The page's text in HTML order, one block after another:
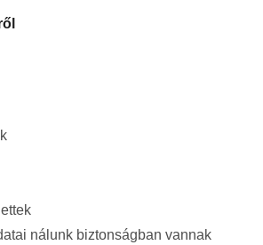
nálunk biztonságban vannak